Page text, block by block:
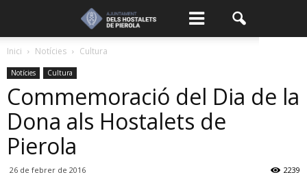
Inici Notícies Cultura
Notícies Cultura
Commemoració del Dia de la
Dona als Hostalets de
Pierola
26 de febrer de 2016 2239